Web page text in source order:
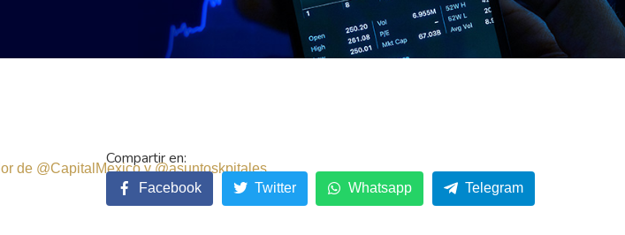
de @CapitalMexico y @asuntoskpitales
Facebook Twitter Whatsapp Telegram